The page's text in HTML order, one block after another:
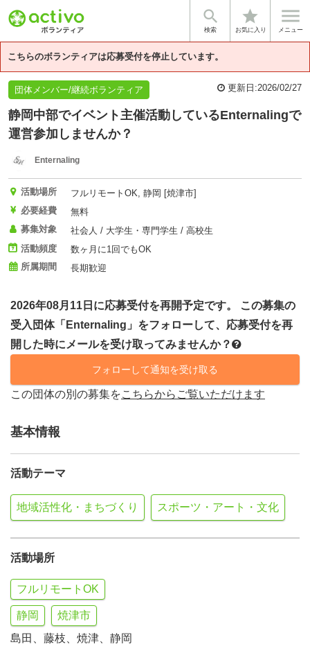

検索
star
お気に入り

メニュー
こちらのボランティアは応募受付を停止しています。
基本情報 団体情報
団体メンバー/継続ボランティア 更新日:2026/02/27
静岡中部でイベント主催活動しているEnternalingで
運営参加しませんか？
Enternaling
活動場所
フルリモートOK, 静岡 [焼津市]
必要経費
無料
募集対象
社会人 / 大学生・専門学生 / 高校生
活動頻度
数ヶ月に1回でもOK
所属期間
長期歓迎
2026年08月11日に応募受付を再開予定です。 この募集の
受入団体「Enternaling」をフォローして、応募受付を再
開した時にメールを受け取ってみませんか？
フォローして通知を受け取る
この団体の別の募集をこちらからご覧いただけます
基本情報
活動テーマ
地域活性化・まちづくり スポーツ・アート・文化
活動場所
フルリモートOK
静岡
焼津市
島田、藤枝、焼津、静岡